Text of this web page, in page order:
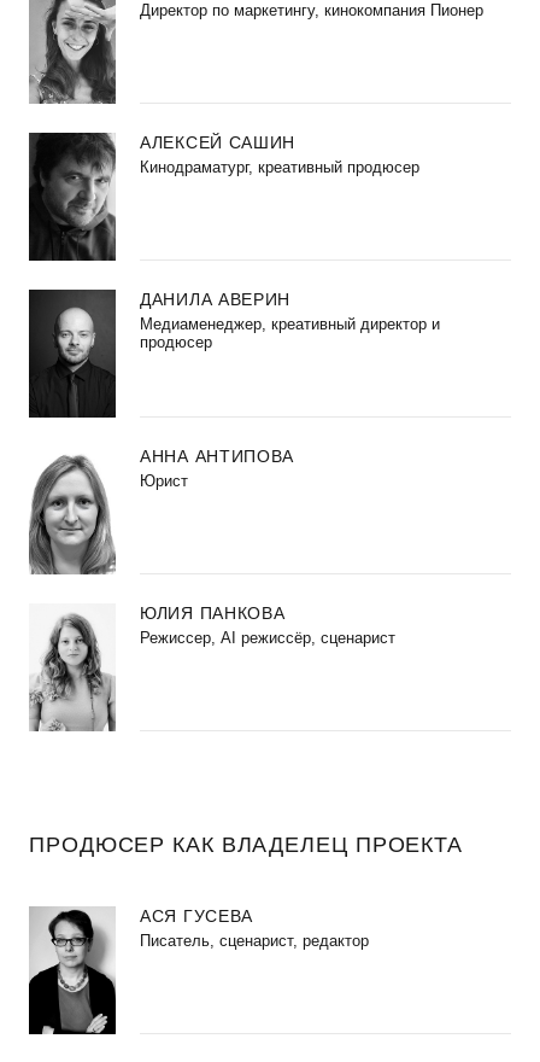
Директор по маркетингу, кинокомпания Пионер
АЛЕКСЕЙ САШИН
Кинодраматург, креативный продюсер
ДАНИЛА АВЕРИН
Медиаменеджер, креативный директор и
продюсер
АННА АНТИПОВА
Юрист
ЮЛИЯ ПАНКОВА
Режиссер, AI режиссёр, сценарист
ПРОДЮСЕР КАК ВЛАДЕЛЕЦ ПРОЕКТА
АСЯ ГУСЕВА
Писатель, сценарист, редактор